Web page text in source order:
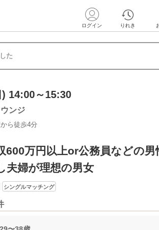
ログイン りれき
た
14:00～15:30
ンジ
ら徒歩4分
600万円以上or公務員などの男
夫婦が理想の男女
シングルマッチング